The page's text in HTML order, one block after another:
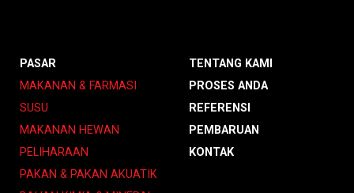
PASAR
MAKANAN & FARMASI
SUSU
MAKANAN HEWAN
PELIHARAAN
PAKAN & PAKAN AKUATIK
TENTANG KAMI
PROSES ANDA
REFERENSI
PEMBARUAN
KONTAK